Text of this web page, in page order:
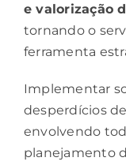
e valorização
tornando o
ferramenta
Implementar
desperdícios
envolvendo
planejamento